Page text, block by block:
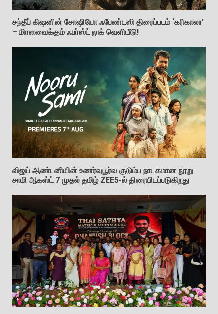
சந்தீப் கிஷனின் சோஷியோ ஃபேண்டஸி திரைப்படம் ‘கரிகாலா’
– மிரளவைக்கும் ஃபர்ஸ்ட் லுக் வெளியீடு!
விஜய் ஆண்டனியின் உணர்வுபூர்வ குடும்ப நாடகமான நூறு
சாமி ஆகஸ்ட் 7 முதல் தமிழ் ZEE5-ல் திரையிடப்படுகிறது